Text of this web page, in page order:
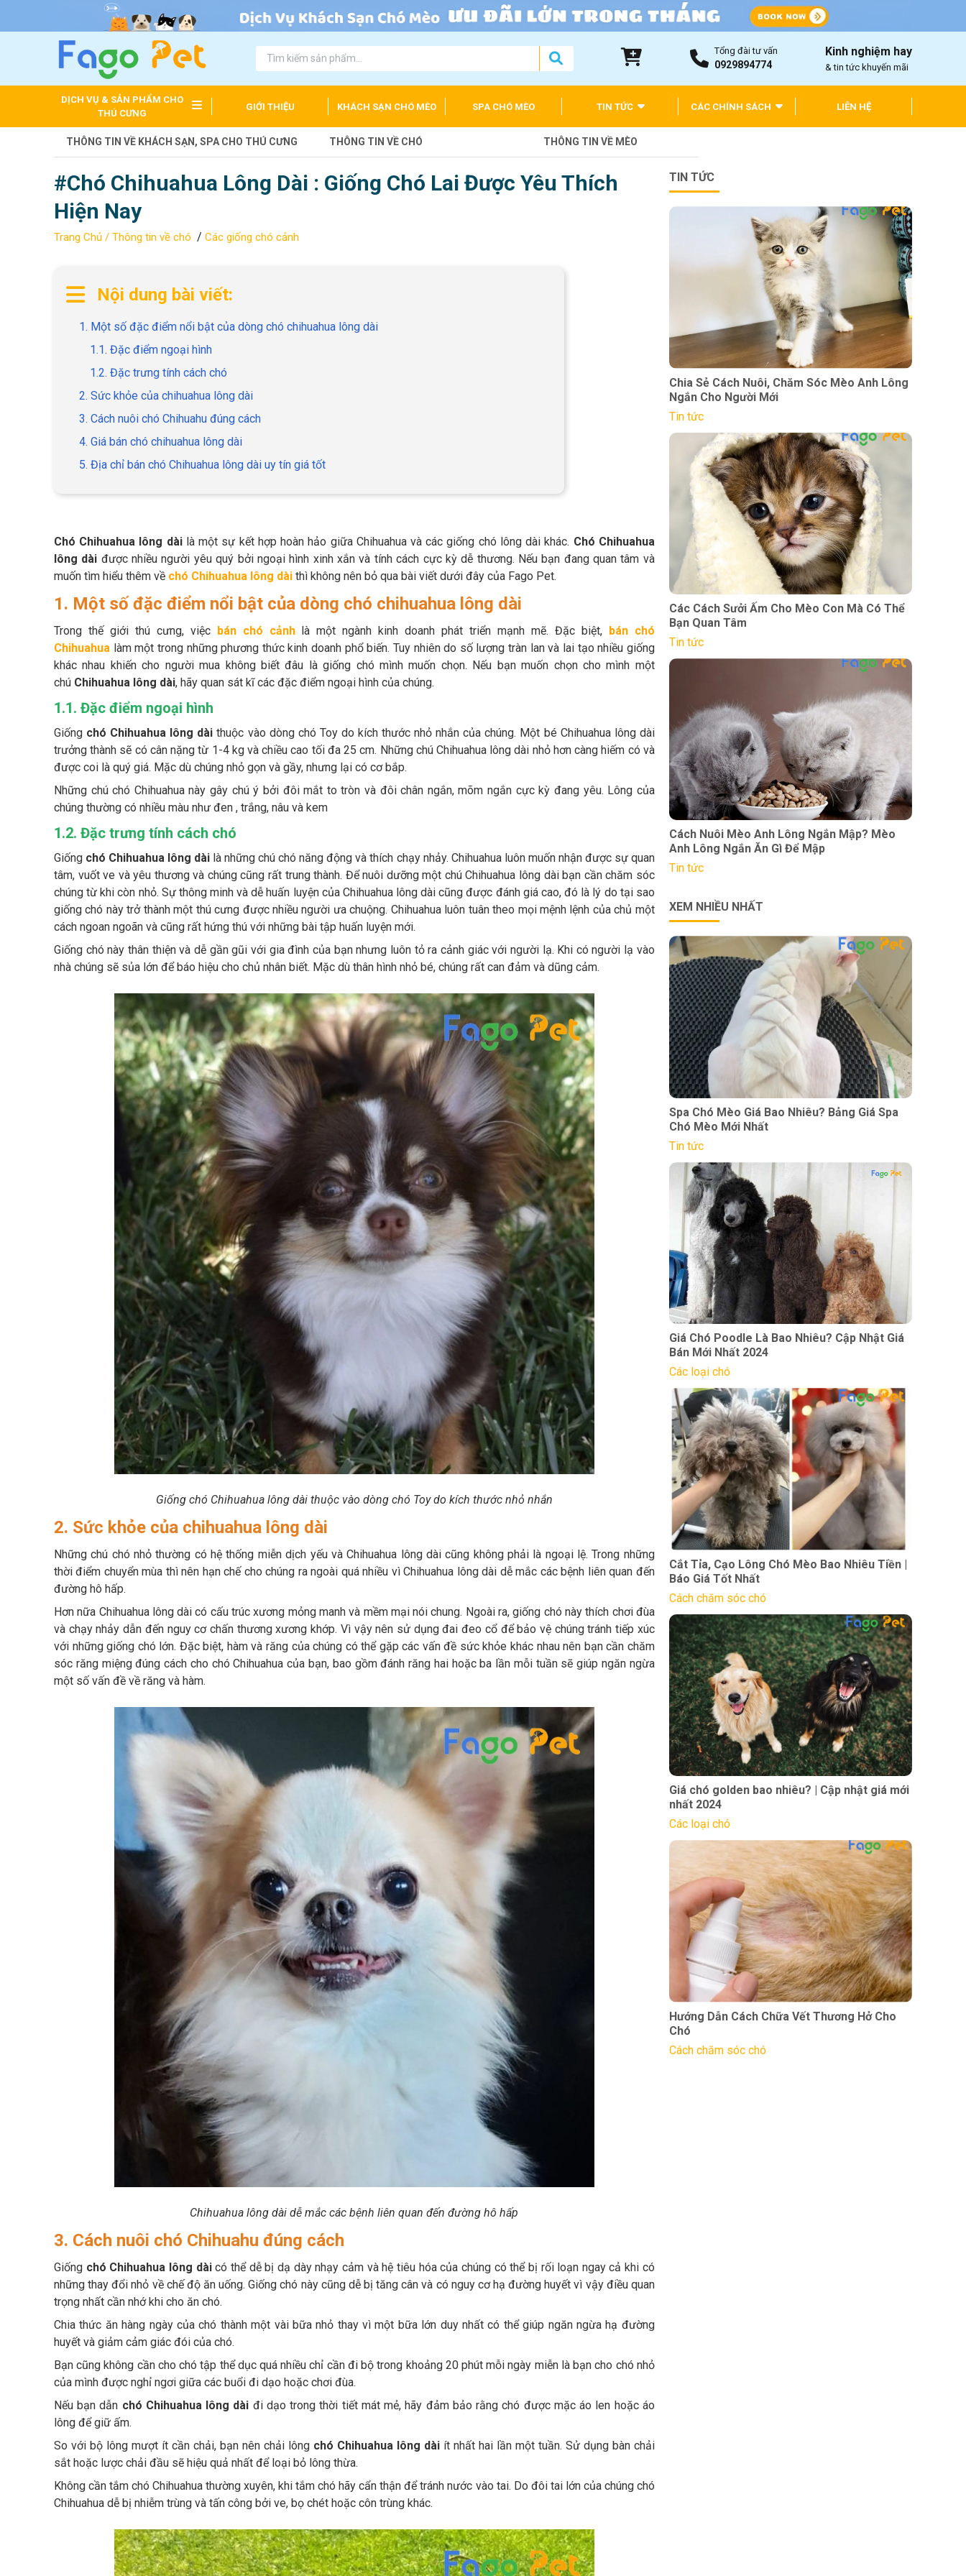
Tổng đài tư vấn
0929894774
Kinh nghiệm hay
& tin tức khuyến mãi
DỊCH VỤ & SẢN PHẨM CHO
THÚ CƯNG
GIỚI THIỆU KHÁCH SẠN CHÓ MÈO SPA CHÓ MÈO TIN TỨC CÁC CHÍNH SÁCH LIÊN HỆ
THÔNG TIN VỀ KHÁCH SẠN, SPA CHO THÚ CƯNG THÔNG TIN VỀ CHÓ THÔNG TIN VỀ MÈO
#Chó Chihuahua Lông Dài : Giống Chó Lai Được Yêu Thích
Hiện Nay
Trang Chủ / Thông tin về chó / Các giống chó cảnh
Nội dung bài viết:
1. Một số đặc điểm nổi bật của dòng chó chihuahua lông dài
1.1. Đặc điểm ngoại hình
1.2. Đặc trưng tính cách chó
2. Sức khỏe của chihuahua lông dài
3. Cách nuôi chó Chihuahu đúng cách
4. Giá bán chó chihuahua lông dài
5. Địa chỉ bán chó Chihuahua lông dài uy tín giá tốt
Chó Chihuahua lông dàilà một sự kết hợp hoàn hảo giữa Chihuahua và các giống chó lông dài khác. Chó Chihuahua
lông dài được nhiều người yêu quý bởi ngoại hình xinh xắn và tính cách cực kỳ dễ thương. Nếu bạn đang quan tâm và
muốn tìm hiểu thêm về chó Chihuahua lông dài thì không nên bỏ qua bài viết dưới đây của Fago Pet.
1. Một số đặc điểm nổi bật của dòng chó chihuahua lông dài
Trong thế giới thú cưng, việc bán chó cảnhlà một ngành kinh doanh phát triển mạnh mẽ. Đặc biệt, bán chó
Chihuahua làm một trong những phương thức kinh doanh phổ biến. Tuy nhiên do số lượng tràn lan và lai tạo nhiều giống
khác nhau khiến cho người mua không biết đâu là giống chó mình muốn chọn. Nếu bạn muốn chọn cho mình một
chú Chihuahua lông dài, hãy quan sát kĩ các đặc điểm ngoại hình của chúng.
1.1. Đặc điểm ngoại hình
Giống chó Chihuahua lông dài thuộc vào dòng chó Toy do kích thước nhỏ nhắn của chúng. Một bé Chihuahua lông dài
trưởng thành sẽ có cân nặng từ 1-4 kg và chiều cao tối đa 25 cm. Những chú Chihuahua lông dài nhỏ hơn càng hiếm có và
được coi là quý giá. Mặc dù chúng nhỏ gọn và gầy, nhưng lại có cơ bắp.
Những chú chó Chihuahua này gây chú ý bởi đôi mắt to tròn và đôi chân ngắn, mõm ngắn cực kỳ đang yêu. Lông của
chúng thường có nhiều màu như đen , trắng, nâu và kem
1.2. Đặc trưng tính cách chó
Giống chó Chihuahua lông dài là những chú chó năng động và thích chạy nhảy. Chihuahua luôn muốn nhận được sự quan
tâm, vuốt ve và yêu thương và chúng cũng rất trung thành. Để nuôi dưỡng một chú Chihuahua lông dài bạn cần chăm sóc
chúng từ khi còn nhỏ. Sự thông minh và dễ huấn luyện của Chihuahua lông dài cũng được đánh giá cao, đó là lý do tại sao
giống chó này trở thành một thú cưng được nhiều người ưa chuộng. Chihuahua luôn tuân theo mọi mệnh lệnh của chủ một
cách ngoan ngoãn và cũng rất hứng thú với những bài tập huấn luyện mới.
Giống chó này thân thiện và dễ gần gũi với gia đình của bạn nhưng luôn tỏ ra cảnh giác với người lạ. Khi có người lạ vào
nhà chúng sẽ sủa lớn để báo hiệu cho chủ nhân biết. Mặc dù thân hình nhỏ bé, chúng rất can đảm và dũng cảm.
Giống chó Chihuahua lông dài thuộc vào dòng chó Toy do kích thước nhỏ nhắn
2. Sức khỏe của chihuahua lông dài
Những chú chó nhỏ thường có hệ thống miễn dịch yếu và Chihuahua lông dài cũng không phải là ngoại lệ. Trong những
thời điểm chuyển mùa thì nên hạn chế cho chúng ra ngoài quá nhiều vì Chihuahua lông dài dễ mắc các bệnh liên quan đến
đường hô hấp.
Hơn nữa Chihuahua lông dài có cấu trúc xương mỏng manh và mềm mại nói chung. Ngoài ra, giống chó này thích chơi đùa
và chạy nhảy dẫn đến nguy cơ chấn thương xương khớp. Vì vậy nên sử dụng đai đeo cổ để bảo vệ chúng tránh tiếp xúc
với những giống chó lớn. Đặc biệt, hàm và răng của chúng có thể gặp các vấn đề sức khỏe khác nhau nên bạn cần chăm
sóc răng miệng đúng cách cho chó Chihuahua của bạn, bao gồm đánh răng hai hoặc ba lần mỗi tuần sẽ giúp ngăn ngừa
một số vấn đề về răng và hàm.
Chihuahua lông dài dễ mắc các bệnh liên quan đến đường hô hấp
3. Cách nuôi chó Chihuahu đúng cách
Giống chó Chihuahua lông dàicó thể dễ bị dạ dày nhạy cảm và hệ tiêu hóa của chúng có thể bị rối loạn ngay cả khi có
những thay đổi nhỏ về chế độ ăn uống. Giống chó này cũng dễ bị tăng cân và có nguy cơ hạ đường huyết vì vậy điều quan
trọng nhất cần nhớ khi cho ăn chó.
Chia thức ăn hàng ngày của chó thành một vài bữa nhỏ thay vì một bữa lớn duy nhất có thể giúp ngăn ngừa hạ đường
huyết và giảm cảm giác đói của chó.
Bạn cũng không cần cho chó tập thể dục quá nhiều chỉ cần đi bộ trong khoảng 20 phút mỗi ngày miễn là bạn cho chó nhỏ
của mình được nghỉ ngơi giữa các buổi đi dạo hoặc chơi đùa.
Nếu bạn dẫn chó Chihuahua lông dài đi dạo trong thời tiết mát mẻ, hãy đảm bảo rằng chó được mặc áo len hoặc áo
lông để giữ ấm.
So với bộ lông mượt ít cần chải, bạn nên chải lông chó Chihuahua lông dàiít nhất hai lần một tuần. Sử dụng bàn chải
sắt hoặc lược chải đầu sẽ hiệu quả nhất để loại bỏ lông thừa.
Không cần tắm chó Chihuahua thường xuyên, khi tắm chó hãy cẩn thận để tránh nước vào tai. Do đôi tai lớn của chúng chó
Chihuahua dễ bị nhiễm trùng và tấn công bởi ve, bọ chét hoặc côn trùng khác.
TIN TỨC
Chia Sẻ Cách Nuôi, Chăm Sóc Mèo Anh Lông
Ngắn Cho Người Mới
Tin tức
Các Cách Sưởi Ấm Cho Mèo Con Mà Có Thể
Bạn Quan Tâm
Tin tức
Cách Nuôi Mèo Anh Lông Ngắn Mập? Mèo
Anh Lông Ngắn Ăn Gì Để Mập
Tin tức
XEM NHIỀU NHẤT
Spa Chó Mèo Giá Bao Nhiêu? Bảng Giá Spa
Chó Mèo Mới Nhất
Tin tức
Giá Chó Poodle Là Bao Nhiêu? Cập Nhật Giá
Bán Mới Nhất 2024
Các loại chó
Cắt Tỉa, Cạo Lông Chó Mèo Bao Nhiêu Tiền |
Báo Giá Tốt Nhất
Cách chăm sóc chó
Giá chó golden bao nhiêu? | Cập nhật giá mới
nhất 2024
Các loại chó
Hướng Dẫn Cách Chữa Vết Thương Hở Cho
Chó
Cách chăm sóc chó